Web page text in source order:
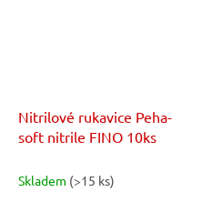
Nitrilové rukavice Peha-
soft nitrile FINO 10ks
Skladem (>15 ks)